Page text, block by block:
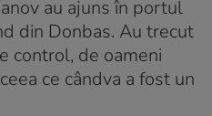
au ajuns în portul
din Donbas. Au trecut
control, de oameni
ce cândva a fost un